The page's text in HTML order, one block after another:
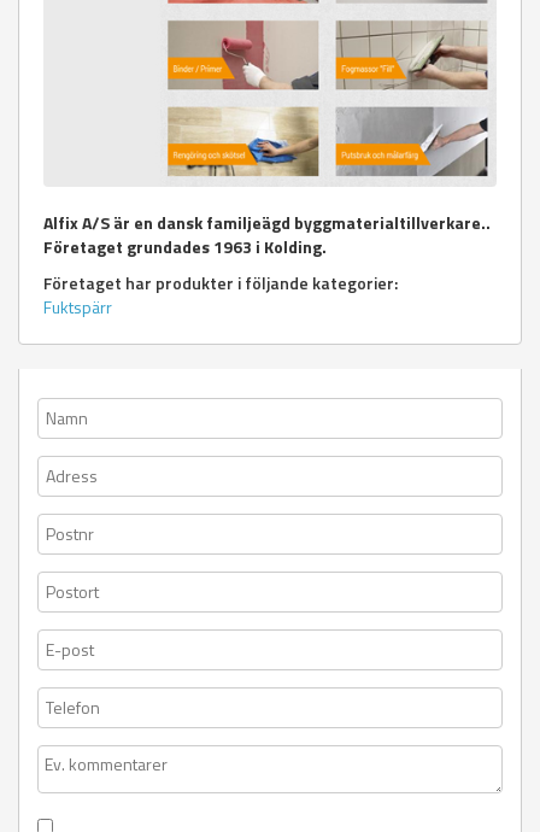
Alfix A/S är en dansk familjeägd byggmaterialtillverkare..
Företaget grundades 1963 i Kolding.
Företaget har produkter i följande kategorier:
Fuktspärr